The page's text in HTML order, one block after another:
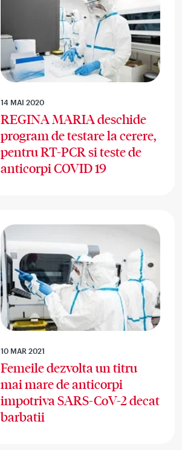
14 MAI 2020
REGINA MARIA deschide
program de testare la cerere,
pentru RT-PCR si teste de
anticorpi COVID 19
10 MAR 2021
Femeile dezvolta un titru
mai mare de anticorpi
impotriva SARS-CoV-2 decat
barbatii